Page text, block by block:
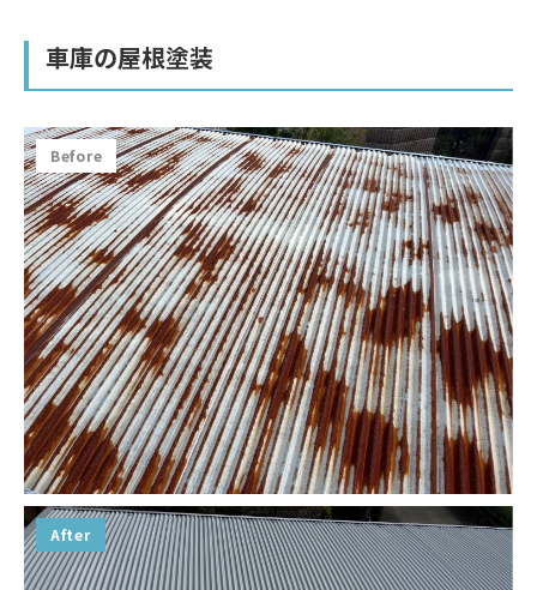
車庫の屋根塗装
Before
After